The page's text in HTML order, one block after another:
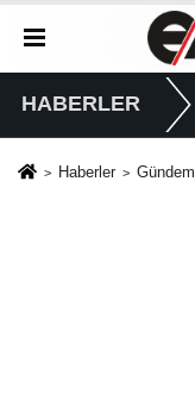
HABERLER
Haberler Gündem